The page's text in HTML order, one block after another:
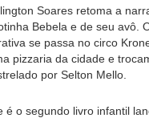
Soares retoma a
Bebela e de seu avô.
se passa no circo
pizzaria da cidade e
por Selton Mello.
é o segundo livro infantil